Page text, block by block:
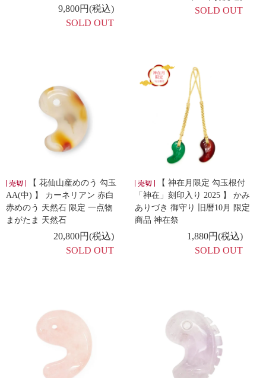
9,800円(税込)
SOLD OUT
SOLD OUT
【 花仙山産めのう 勾玉
AA(中) 】 カーネリアン 赤白
赤めのう 天然石 限定 一点物
まがたま 天然石
20,800円(税込)
SOLD OUT
【 神在月限定 勾玉根付
「神在」刻印入り 2025 】 かみ
ありづき 御守り 旧暦10月 限定
商品 神在祭
1,880円(税込)
SOLD OUT